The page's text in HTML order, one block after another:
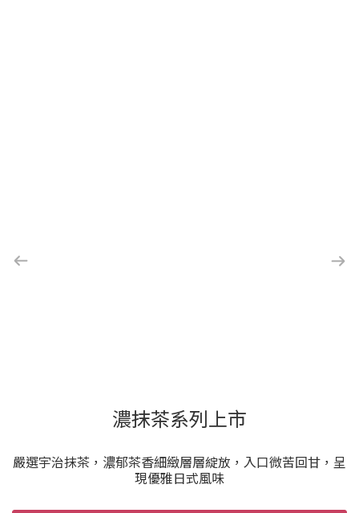
濃抹茶系列上市
嚴選宇治抹茶，濃郁茶香細緻層層綻放，入口微苦回甘，呈
現優雅日式風味